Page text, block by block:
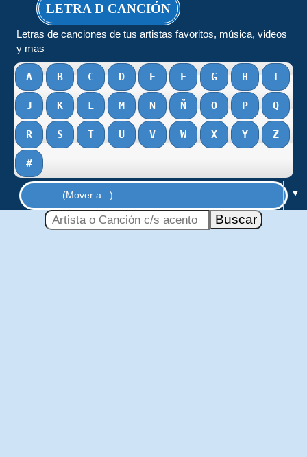
LETRA D CANCIÓN
Letras de canciones de tus artistas favoritos, música, videos
y mas
A B C D E F G H I
J K L M N Ñ O P Q
R S T U V W X Y Z
#
▼